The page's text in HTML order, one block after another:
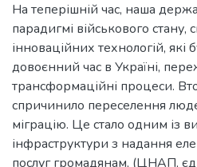
На теперішній час, наша
парадигмі військового
інноваційних технологій, які
довоєнний час в Україні,
трансформаційні процеси.
спричинило переселення
міграцію. Це стало одним із
інфраструктури з надання
послуг громадянам, (ЦНАП,